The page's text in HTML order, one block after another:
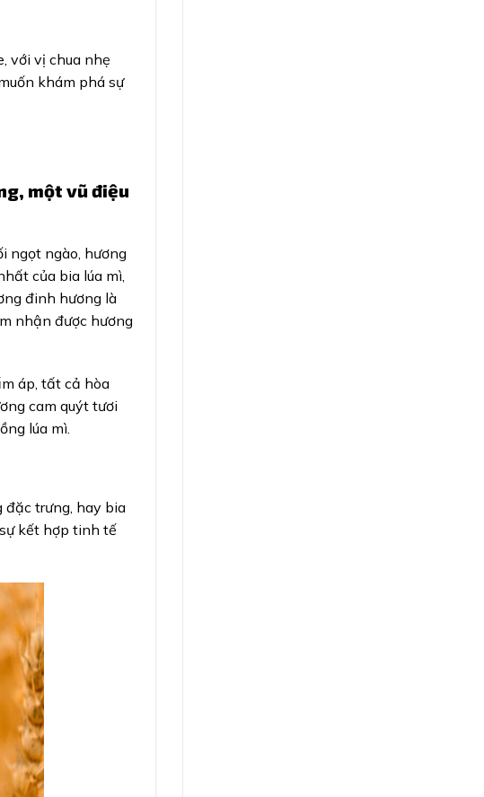
với vị chua nhẹ
khám phá sự
một vũ điệu
ngọt ngào, hương
của bia lúa mì,
đinh hương là
nhận được hương
áp, tất cả hòa
cam quýt tươi
lúa mì.
đặc trưng, hay bia
kết hợp tinh tế